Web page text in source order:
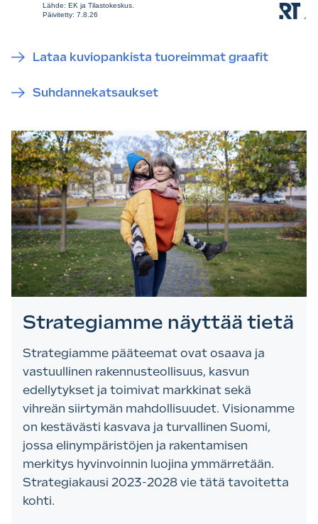
Lataa kuviopankista tuoreimmat graafit
Suhdannekatsaukset
Strategiamme näyttää tietä
Strategiamme pääteemat ovat osaava ja
vastuullinen rakennusteollisuus, kasvun
edellytykset ja toimivat markkinat sekä
vihreän siirtymän mahdollisuudet. Visionamme
on kestävästi kasvava ja turvallinen Suomi,
jossa elinympäristöjen ja rakentamisen
merkitys hyvinvoinnin luojina ymmärretään.
Strategiakausi 2023-2028 vie tätä tavoitetta
kohti.